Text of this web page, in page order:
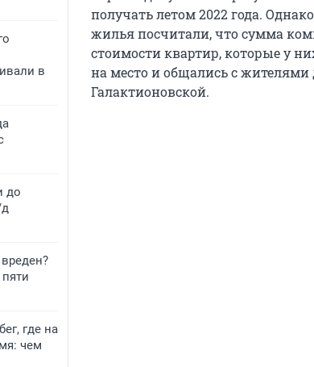
в
до
где на
чем
получать летом 2022 года.
жилья посчитали, что сумма
стоимости квартир, которые у
на место и общались с жителями
Галактионовской.